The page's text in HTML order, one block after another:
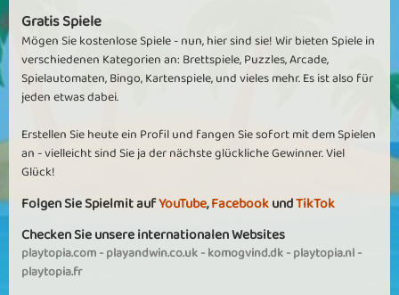
Gratis Spiele
Mögen Sie kostenlose Spiele - nun, hier sind sie! Wir bieten Spiele in
verschiedenen Kategorien an: Brettspiele, Puzzles, Arcade,
Spielautomaten, Bingo, Kartenspiele, und vieles mehr. Es ist also für
jeden etwas dabei.
Erstellen Sie heute ein Profil und fangen Sie sofort mit dem Spielen
an - vielleicht sind Sie ja der nächste glückliche Gewinner. Viel
Glück!
Folgen Sie Spielmit aufYouTube,FacebookundTikTok
Checken Sie unsere internationalen Websites
playtopia.com-playandwin.co.uk-komogvind.dk-playtopia.nl-
playtopia.fr